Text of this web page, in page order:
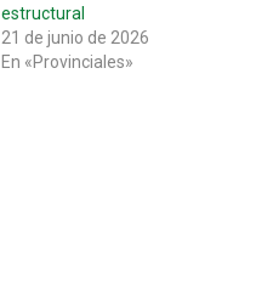
estructural
21 de junio de 2026
En «Provinciales»